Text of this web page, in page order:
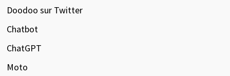
Doodoo sur Twitter
Chatbot
ChatGPT
Moto